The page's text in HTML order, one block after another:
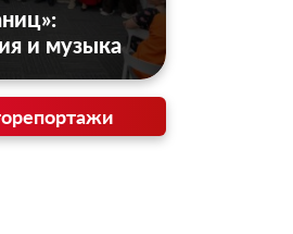
и музыка